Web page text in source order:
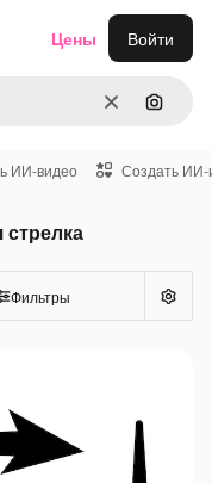
ОчиститьПоиск
Цены Войти
ИИ-видео Создать ИИ-
Фильтры